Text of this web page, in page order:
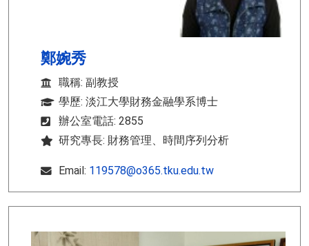
鄭婉秀
職稱: 副教授
學歷: 淡江大學財務金融學系博士
辦公室電話: 2855
研究專長: 財務管理、時間序列分析
Email: 119578@o365.tku.edu.tw